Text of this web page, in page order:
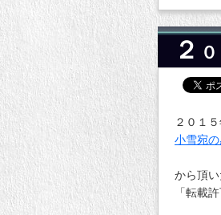
２
２０１
小雪宛
から頂
「転載